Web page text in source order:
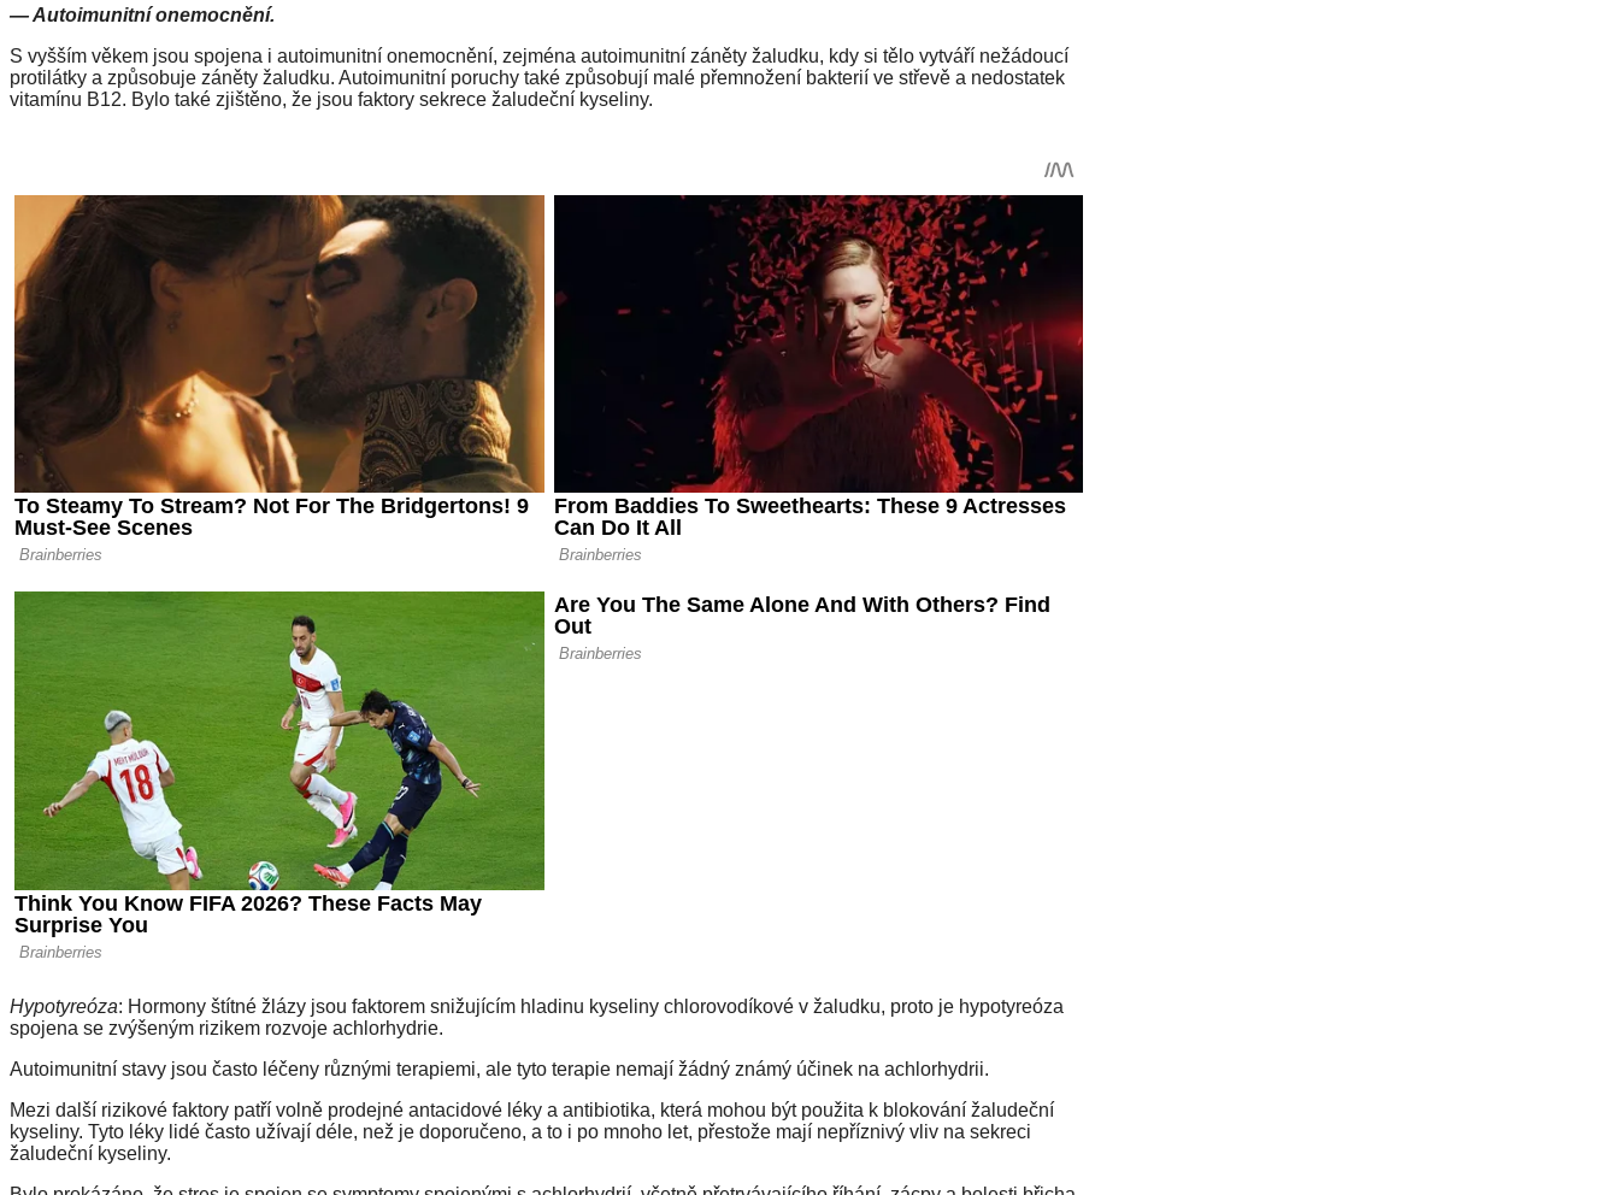
— Autoimunitní onemocnění.
S vyšším věkem jsou spojena i autoimunitní onemocnění, zejména autoimunitní záněty žaludku, kdy si tělo vytváří nežádoucí
protilátky a způsobuje záněty žaludku. Autoimunitní poruchy také způsobují malé přemnožení bakterií ve střevě a nedostatek
vitamínu B12. Bylo také zjištěno, že jsou faktory sekrece žaludeční kyseliny.
Hypotyreóza: Hormony štítné žlázy jsou faktorem snižujícím hladinu kyseliny chlorovodíkové v žaludku, proto je hypotyreóza
spojena se zvýšeným rizikem rozvoje achlorhydrie.
Autoimunitní stavy jsou často léčeny různými terapiemi, ale tyto terapie nemají žádný známý účinek na achlorhydrii.
Mezi další rizikové faktory patří volně prodejné antacidové léky a antibiotika, která mohou být použita k blokování žaludeční
kyseliny. Tyto léky lidé často užívají déle, než je doporučeno, a to i po mnoho let, přestože mají nepříznivý vliv na sekreci
žaludeční kyseliny.